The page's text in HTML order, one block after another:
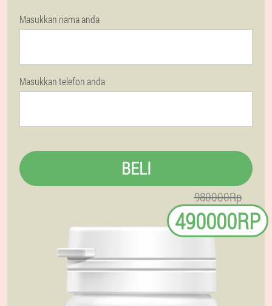
Masukkan nama anda
Masukkan telefon anda
BELI
980000Rp
490000RP